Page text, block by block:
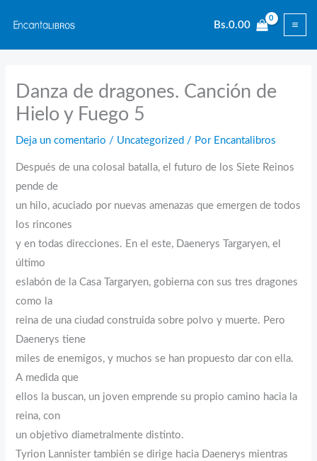
contenido
Bs.0.00
Danza de dragones. Canción de
Hielo y Fuego 5
Deja un comentario / Uncategorized / Por Encantalibros
Después de una colosal batalla, el futuro de los Siete Reinos
pende de
un hilo, acuciado por nuevas amenazas que emergen de todos
los rincones
y en todas direcciones. En el este, Daenerys Targaryen, el
último
eslabón de la Casa Targaryen, gobierna con sus tres dragones
como la
reina de una ciudad construida sobre polvo y muerte. Pero
Daenerys tiene
miles de enemigos, y muchos se han propuesto dar con ella.
A medida que
ellos la buscan, un joven emprende su propio camino hacia la
reina, con
un objetivo diametralmente distinto.
Tyrion Lannister también se dirige hacia Daenerys mientras